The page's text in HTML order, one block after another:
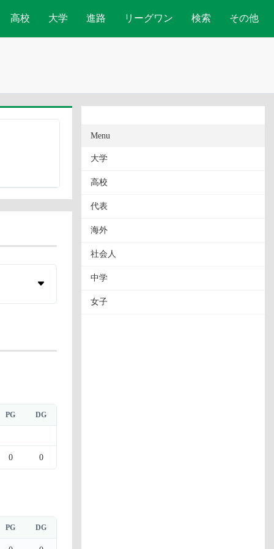
高校 大学 進路 リーグワン 検索 その他
PG DG
0 0
PG DG
Menu
大学
高校
代表
海外
社会人
中学
女子